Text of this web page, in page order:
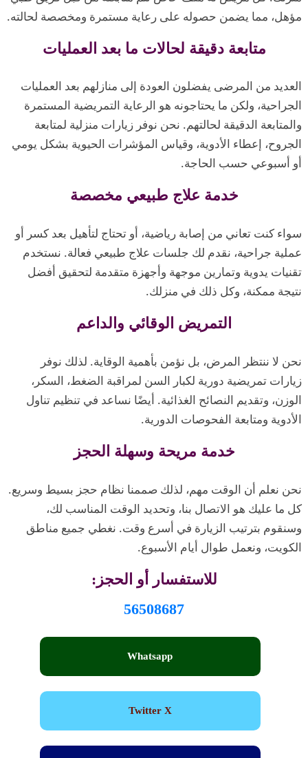
مؤهل، مما يضمن حصوله على رعاية مستمرة ومخصصة لحالته.
متابعة دقيقة لحالات ما بعد العمليات
العديد من المرضى يفضلون العودة إلى منازلهم بعد العمليات
الجراحية، ولكن ما يحتاجونه هو الرعاية التمريضية المستمرة
والمتابعة الدقيقة لحالتهم. نحن نوفر زيارات منزلية لمتابعة
الجروح، إعطاء الأدوية، وقياس المؤشرات الحيوية بشكل يومي
أو أسبوعي حسب الحاجة.
خدمة علاج طبيعي مخصصة
سواء كنت تعاني من إصابة رياضية، أو تحتاج لتأهيل بعد كسر أو
عملية جراحية، نقدم لك جلسات علاج طبيعي فعالة. نستخدم
تقنيات يدوية وتمارين موجهة وأجهزة متقدمة لتحقيق أفضل
نتيجة ممكنة، وكل ذلك في منزلك.
التمريض الوقائي والداعم
نحن لا ننتظر المرض، بل نؤمن بأهمية الوقاية. لذلك نوفر
زيارات تمريضية دورية لكبار السن لمراقبة الضغط، السكر،
الوزن، وتقديم النصائح الغذائية. أيضًا نساعد في تنظيم تناول
الأدوية ومتابعة الفحوصات الدورية.
خدمة مريحة وسهلة الحجز
نحن نعلم أن الوقت مهم، لذلك صممنا نظام حجز بسيط وسريع.
كل ما عليك هو الاتصال بنا، وتحديد الوقت المناسب لك،
وسنقوم بترتيب الزيارة في أسرع وقت. نغطي جميع مناطق
الكويت، ونعمل طوال أيام الأسبوع.
للاستفسار أو الحجز:
56508687
Whatsapp
Twitter X